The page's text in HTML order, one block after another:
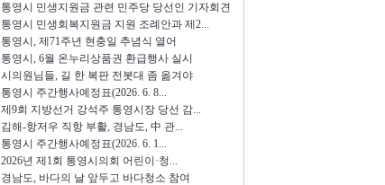
통영시 민생지원금 관련 민주당 당선인 기자회견
통영시 민생회복지원금 지원 조례안과 제2...
통영시, 제71주년 현충일 추념식 열어
통영시, 6월 온누리상품권 환급행사 실시
시의원님들, 길 한 복판 전봇대 좀 옮겨야
통영시 주간행사예정표(2026. 6. 8...
제9회 지방선거 강석주 통영시장 당선 감...
김해-항저우 직항 부활, 경남도, 中 관...
통영시 주간행사예정표(2026. 6. 1...
2026년 제1회 통영시의회 어린이·청...
경남도, 바다의 날 앞두고 바다청소 참여